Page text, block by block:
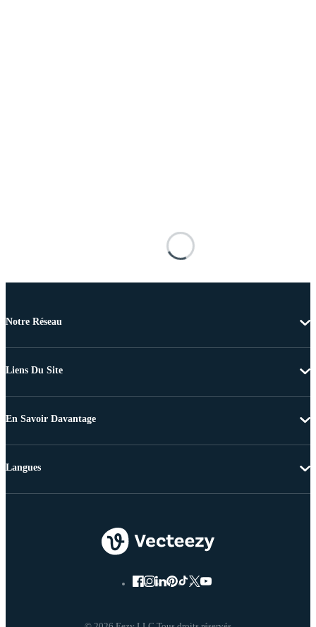
Notre Réseau
Liens Du Site
En Savoir Davantage
Langues